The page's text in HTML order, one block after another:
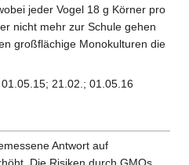
jeder Vogel 18 g Körner pro
nicht mehr zur Schule gehen
großflächige Monokulturen die
21.02.; 01.05.16
Antwort auf